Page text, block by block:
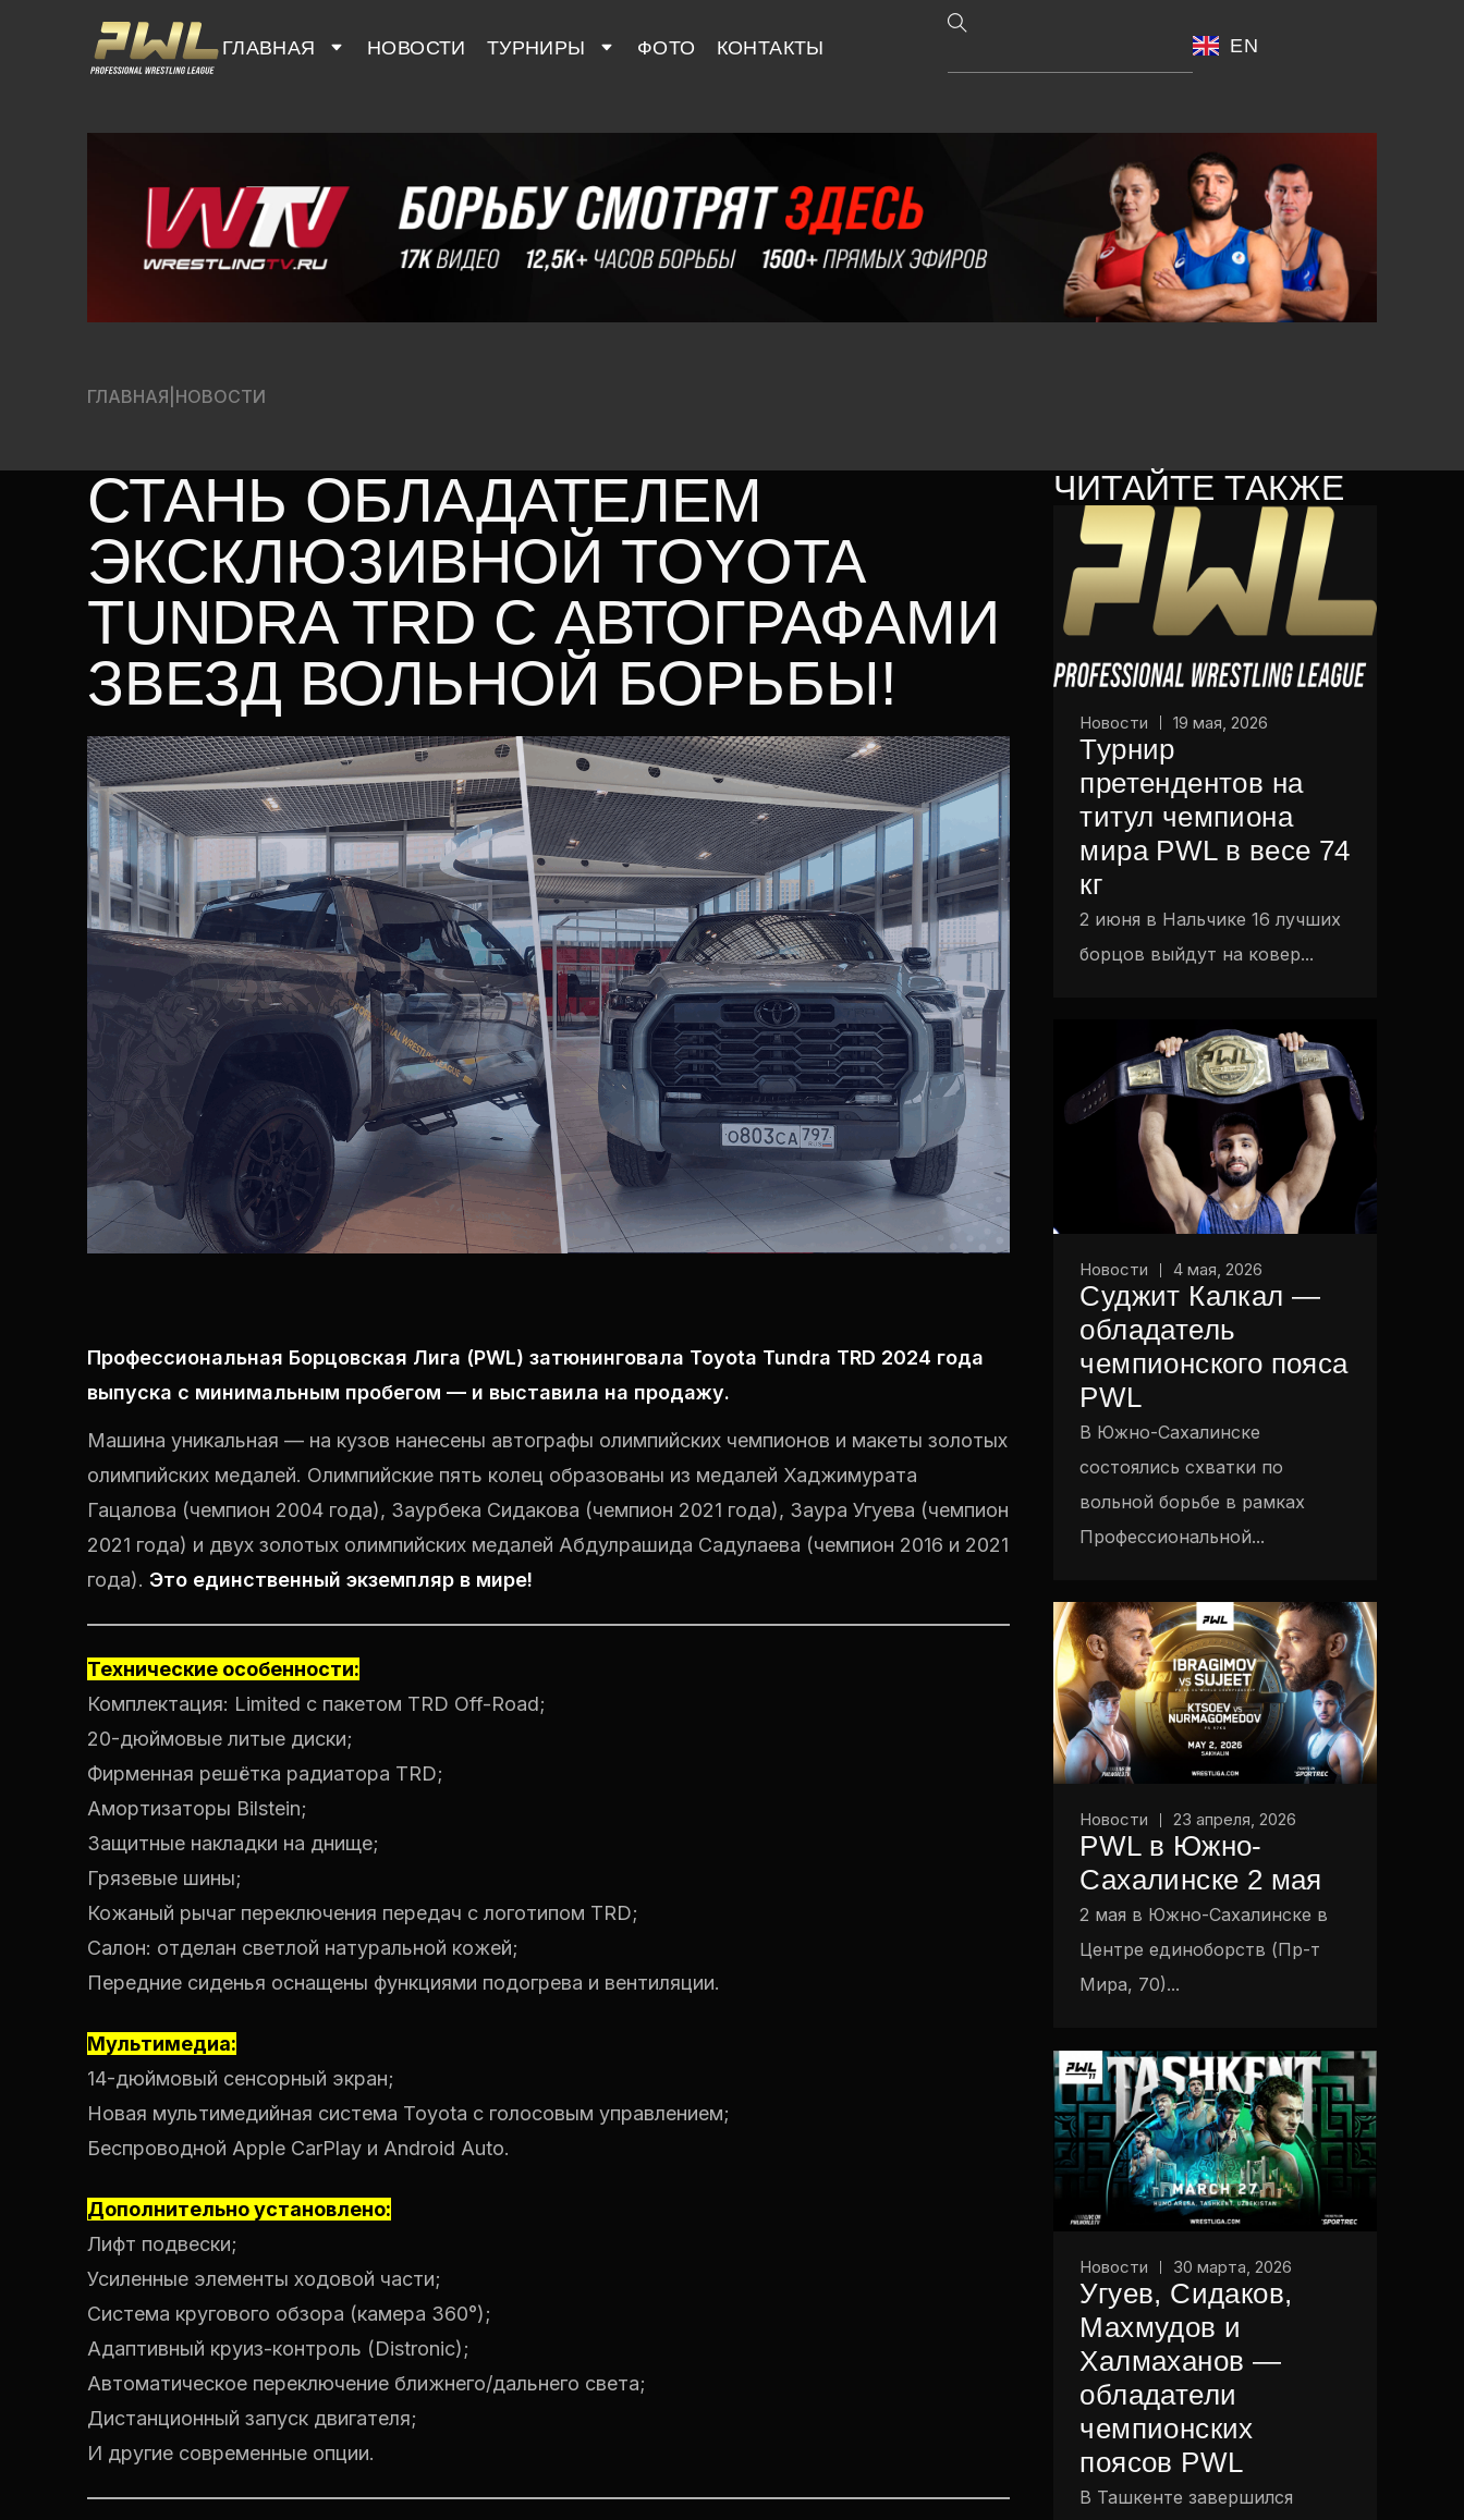
ГЛАВНАЯ НОВОСТИ ТУРНИРЫ ФОТО КОНТАКТЫ EN
ГЛАВНАЯ НОВОСТИ
СТАНЬ ОБЛАДАТЕЛЕМ
ЭКСКЛЮЗИВНОЙ TOYOTA
TUNDRA TRD С АВТОГРАФАМИ
ЗВЕЗД ВОЛЬНОЙ БОРЬБЫ!
Профессиональная Борцовская Лига (PWL) затюнинговала Toyota Tundra TRD 2024 года
выпуска с минимальным пробегом — и выставила на продажу.
Машина уникальная — на кузов нанесены автографы олимпийских чемпионов и макеты золотых
олимпийских медалей. Олимпийские пять колец образованы из медалей Хаджимурата
Гацалова (чемпион 2004 года), Заурбека Сидакова (чемпион 2021 года), Заура Угуева (чемпион
2021 года) и двух золотых олимпийских медалей Абдулрашида Садулаева (чемпион 2016 и 2021
года). Это единственный экземпляр в мире!
Технические особенности:
Комплектация: Limited с пакетом TRD Off-Road;
20-дюймовые литые диски;
Фирменная решётка радиатора TRD;
Амортизаторы Bilstein;
Защитные накладки на днище;
Грязевые шины;
Кожаный рычаг переключения передач с логотипом TRD;
Салон: отделан светлой натуральной кожей;
Передние сиденья оснащены функциями подогрева и вентиляции.
Мультимедиа:
14-дюймовый сенсорный экран;
Новая мультимедийная система Toyota с голосовым управлением;
Беспроводной Apple CarPlay и Android Auto.
Дополнительно установлено:
Лифт подвески;
Усиленные элементы ходовой части;
Система кругового обзора (камера 360°);
Адаптивный круиз-контроль (Distronic);
Автоматическое переключение ближнего/дальнего света;
Дистанционный запуск двигателя;
И другие современные опции.
ЧИТАЙТЕ ТАКЖЕ
Новости 19 мая, 2026
Турнир
претендентов на
титул чемпиона
мира PWL в весе 74
кг
2 июня в Нальчике 16 лучших
борцов выйдут на ковер...
Новости 4 мая, 2026
Суджит Калкал —
обладатель
чемпионского пояса
PWL
В Южно-Сахалинске
состоялись схватки по
вольной борьбе в рамках
Профессиональной...
Новости 23 апреля, 2026
PWL в Южно-
Сахалинске 2 мая
2 мая в Южно-Сахалинске в
Центре единоборств (Пр-т
Мира, 70)...
Новости 30 марта, 2026
Угуев, Сидаков,
Махмудов и
Халмаханов —
обладатели
чемпионских
поясов PWL
В Ташкенте завершился